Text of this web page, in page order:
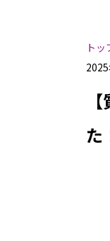
トッ
た